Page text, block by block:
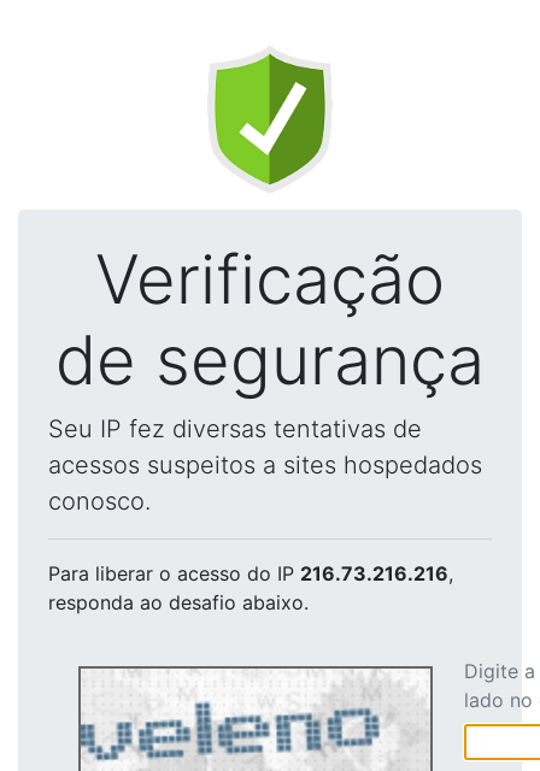
Verificação
de segurança
Seu IP fez diversas tentativas de
acessos suspeitos a sites hospedados
conosco.
Para liberar o acesso do IP 216.73.216.216,
responda ao desafio abaixo.
Digite
lado no